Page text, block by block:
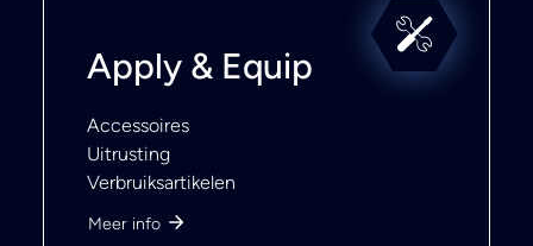
Apply & Equip
Accessoires
Uitrusting
Verbruiksartikelen
Meer info